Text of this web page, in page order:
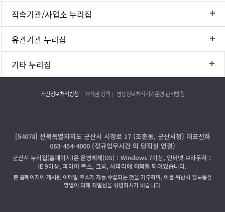
직속기관/사업소 누리집
유관기관 누리집
기타 누리집
개인정보처리방침 저작권 정책 영상정보처리기기운영·관리방침
[54078] 전북특별자치도 군산시 시청로 17 (조촌동, 군산시청) 대표전화
063-454-4000 (정규업무시간 외 당직실 연결)
군산시 누리집(홈페이지)은 운영체제(OS)：Windows 7이상, 인터넷 브라우저：
IE 9이상, 파이어 폭스, 크롬, 사파리에 최적화 되어있습니다.
본 홈페이지에 게시된 이메일 주소가 자동 수집되는 것을 거부하며, 이를 위반시 정보통신
망법에 의해 처벌됨을 유념하시기 바랍니다.